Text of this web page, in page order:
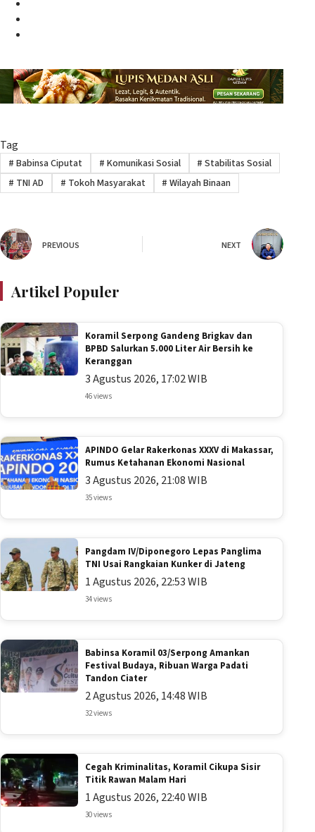
Tag
# Babinsa Ciputat # Komunikasi Sosial # Stabilitas Sosial
# TNI AD # Tokoh Masyarakat # Wilayah Binaan
PREVIOUS NEXT
Artikel Populer
Koramil Serpong Gandeng Brigkav dan
BPBD Salurkan 5.000 Liter Air Bersih ke
Keranggan
3 Agustus 2026, 17:02 WIB
46 views
APINDO Gelar Rakerkonas XXXV di Makassar,
Rumus Ketahanan Ekonomi Nasional
3 Agustus 2026, 21:08 WIB
35 views
Pangdam IV/Diponegoro Lepas Panglima
TNI Usai Rangkaian Kunker di Jateng
1 Agustus 2026, 22:53 WIB
34 views
Babinsa Koramil 03/Serpong Amankan
Festival Budaya, Ribuan Warga Padati
Tandon Ciater
2 Agustus 2026, 14:48 WIB
32 views
Cegah Kriminalitas, Koramil Cikupa Sisir
Titik Rawan Malam Hari
1 Agustus 2026, 22:40 WIB
30 views